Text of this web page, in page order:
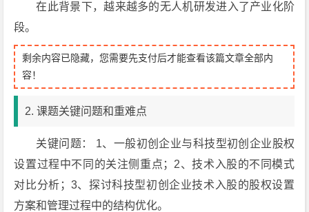
在此背景下，越来越多的无人机研发进入了产业化阶
段。
剩余内容已隐藏，您需要先支付后才能查看该篇文章全部内
容！
2. 课题关键问题和重难点
关键问题： 1、一般初创企业与科技型初创企业股权
设置过程中不同的关注侧重点；2、技术入股的不同模式
对比分析；3、探讨科技型初创企业技术入股的股权设置
方案和管理过程中的结构优化。